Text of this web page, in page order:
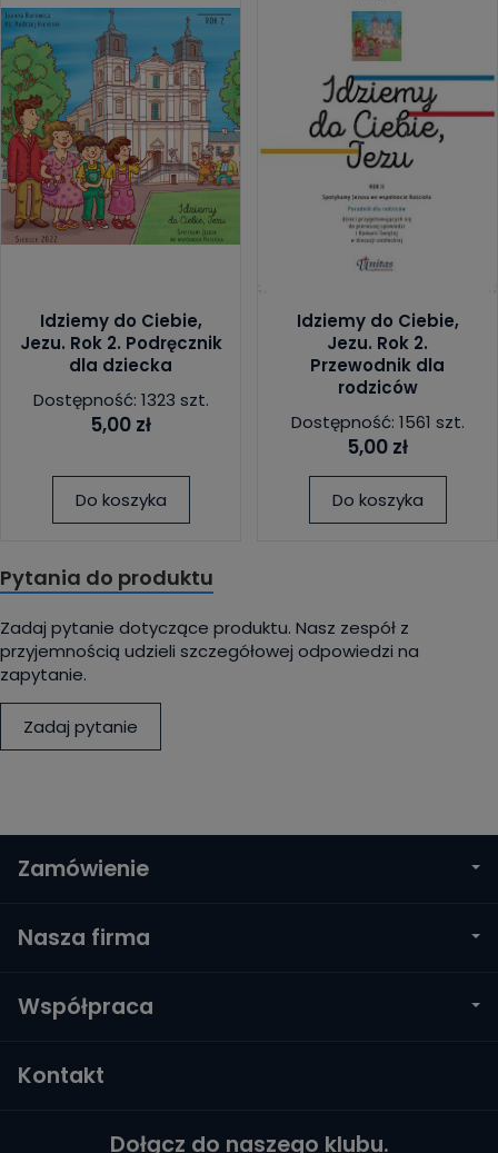
Idziemy do Ciebie,
Jezu. Rok 2. Podręcznik
dla dziecka
Dostępność: 1323 szt.
5,00 zł
Do koszyka
Idziemy do Ciebie,
Jezu. Rok 2.
Przewodnik dla
rodziców
Dostępność: 1561 szt.
5,00 zł
Do koszyka
Pytania do produktu
Zadaj pytanie dotyczące produktu. Nasz zespół z
przyjemnością udzieli szczegółowej odpowiedzi na
zapytanie.
Zadaj pytanie
Zamówienie
Nasza firma
Współpraca
Kontakt
Dołącz do naszego klubu.